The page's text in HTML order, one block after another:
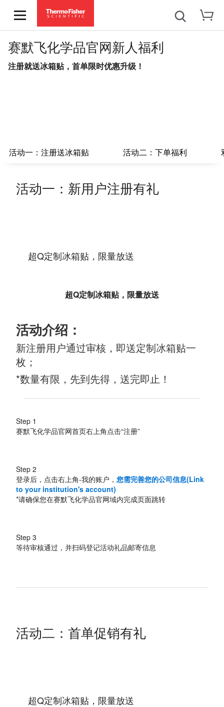
赛默飞化学品官网新人福利
注册就送冰箱贴，首单限时优惠升级！
活动一：注册送冰箱贴 活动二：下单福利
活动一：新用户注册有礼
超Q定制冰箱贴，限量放送
超Q定制冰箱贴，限量放送
活动介绍：
新注册用户通过审核，即送定制冰箱贴一
枚；
*数量有限，先到先得，送完即止！
Step 1
赛默飞化学品官网首页右上角点击“注册”
Step 2
登录后，点击右上角-我的账户， 您需完善您的公司信息(Link
to your institution's account)
*请确保您在赛默飞化学品官网域内完成页面跳转
Step 3
等待审核通过，并扫码登记活动礼品邮寄信息
活动二：首单促销有礼
超Q定制冰箱贴，限量放送